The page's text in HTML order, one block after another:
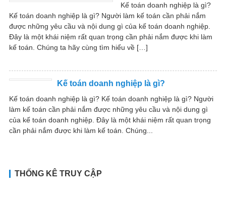
Kế toán doanh nghiệp là gì?
Kế toán doanh nghiệp là gì? Người làm kế toán cần phải nắm
được những yêu cầu và nội dung gì của kế toán doanh nghiệp.
Đây là một khái niệm rất quan trọng cần phải nắm được khi làm
kế toán. Chúng ta hãy cùng tìm hiểu về […]
Kế toán doanh nghiệp là gì?
Kế toán doanh nghiệp là gì? Kế toán doanh nghiệp là gì? Người
làm kế toán cần phải nắm được những yêu cầu và nội dung gì
của kế toán doanh nghiệp. Đây là một khái niệm rất quan trọng
cần phải nắm được khi làm kế toán. Chúng...
THỐNG KÊ TRUY CẬP